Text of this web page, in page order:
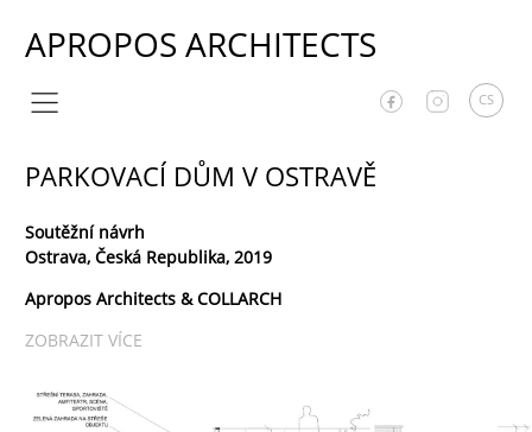
APROPOS ARCHITECTS
CS
PARKOVACÍ DŮM V OSTRAVĚ
Soutěžní návrh
Ostrava, Česká Republika, 2019
Apropos Architects & COLLARCH
ZOBRAZIT VÍCE